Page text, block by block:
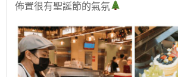
佈置很有聖誕節的氣氛